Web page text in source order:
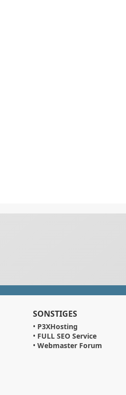
SONSTIGES
• P3XHosting
• FULL SEO Service
• Webmaster Forum